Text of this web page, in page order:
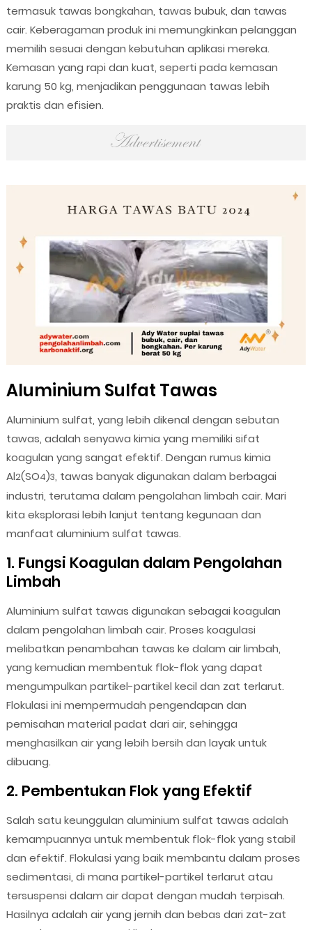
termasuk tawas bongkahan, tawas bubuk, dan tawas
cair. Keberagaman produk ini memungkinkan pelanggan
memilih sesuai dengan kebutuhan aplikasi mereka.
Kemasan yang rapi dan kuat, seperti pada kemasan
karung 50 kg, menjadikan penggunaan tawas lebih
praktis dan efisien.
Aluminium Sulfat Tawas
Aluminium sulfat, yang lebih dikenal dengan sebutan
tawas, adalah senyawa kimia yang memiliki sifat
koagulan yang sangat efektif. Dengan rumus kimia
Al2(SO4)3, tawas banyak digunakan dalam berbagai
industri, terutama dalam pengolahan limbah cair. Mari
kita eksplorasi lebih lanjut tentang kegunaan dan
manfaat aluminium sulfat tawas.
1. Fungsi Koagulan dalam Pengolahan
Limbah
Aluminium sulfat tawas digunakan sebagai koagulan
dalam pengolahan limbah cair. Proses koagulasi
melibatkan penambahan tawas ke dalam air limbah,
yang kemudian membentuk flok-flok yang dapat
mengumpulkan partikel-partikel kecil dan zat terlarut.
Flokulasi ini mempermudah pengendapan dan
pemisahan material padat dari air, sehingga
menghasilkan air yang lebih bersih dan layak untuk
dibuang.
2. Pembentukan Flok yang Efektif
Salah satu keunggulan aluminium sulfat tawas adalah
kemampuannya untuk membentuk flok-flok yang stabil
dan efektif. Flokulasi yang baik membantu dalam proses
sedimentasi, di mana partikel-partikel terlarut atau
tersuspensi dalam air dapat dengan mudah terpisah.
Hasilnya adalah air yang jernih dan bebas dari zat-zat